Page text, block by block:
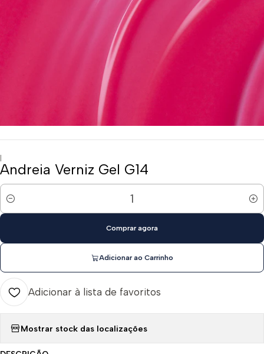
|
Andreia Verniz Gel G14
Quantidade
Adicionar ao Carrinho
Comprar agora
Adicionar à lista de favoritos
Mostrar stock das localizações